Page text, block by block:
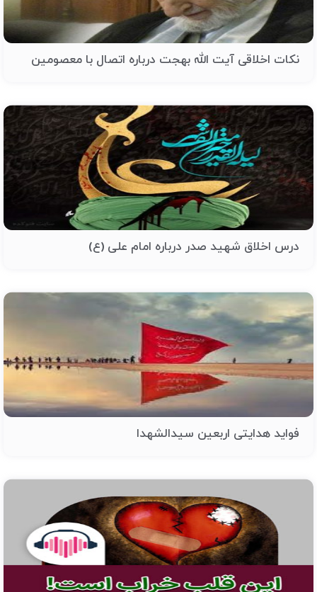
نکات اخلاقی آیت الله بهجت درباره اتصال با معصومین
درس اخلاق شهید صدر درباره امام علی (ع)
فواید هدایتی اربعین سیدالشهدا